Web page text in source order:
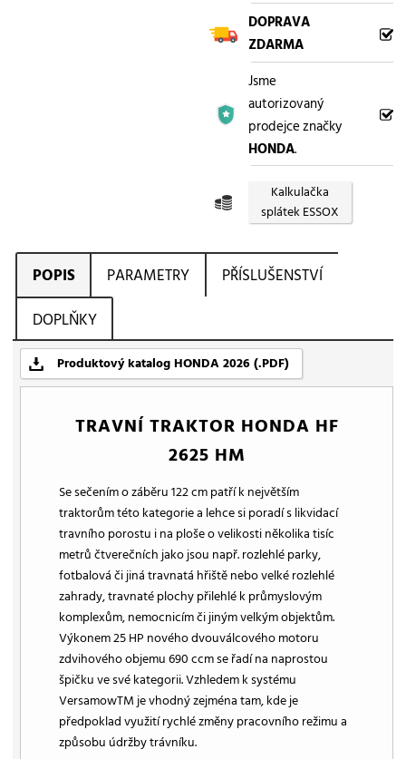
DOPRAVA
ZDARMA
Jsme
autorizovaný
prodejce značky
HONDA.
Kalkulačka
splátek ESSOX
POPIS PARAMETRY
PŘÍSLUŠENSTVÍ
DOPLŇKY
Produktový katalog HONDA 2026 (.PDF)
TRAVNÍ TRAKTOR HONDA HF
2625 HM
Se sečením o záběru 122 cm patří k největším
traktorům této kategorie a lehce si poradí s likvidací
travního porostu i na ploše o velikosti několika tisíc
metrů čtverečních jako jsou např. rozlehlé parky,
fotbalová či jiná travnatá hřiště nebo velké rozlehlé
zahrady, travnaté plochy přilehlé k průmyslovým
komplexům, nemocnicím či jiným velkým objektům.
Výkonem 25 HP nového dvouválcového motoru
zdvihového objemu 690 ccm se řadí na naprostou
špičku ve své kategorii. Vzhledem k systému
VersamowTM je vhodný zejména tam, kde je
předpoklad využití rychlé změny pracovního režimu a
způsobu údržby trávníku.